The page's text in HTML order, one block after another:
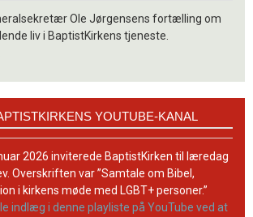
Ole Jørgensens fortælling om
liv i BaptistKirkens tjeneste.
YOUTUBE-KANAL
2026 inviterede BaptistKirken til læredag
Overskriften var ”Samtale om Bibel,
i kirkens møde med LGBT+ personer.”
indlæg i denne playliste på YouTube ved at